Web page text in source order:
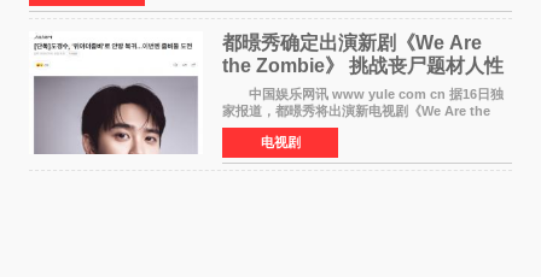
都暻秀确定出演新剧《We Are
the Zombie》 挑战丧尸题材人性
喜剧
中国娱乐网讯 www yule com cn 据16日独
家报道，都暻秀将出演新电视剧《We Are the
Zombie》，在剧中饰演主演金仁钟一角，挑战与
以往丧尸题材截然不同的人性喜剧。 新剧
《We Are t
电视剧